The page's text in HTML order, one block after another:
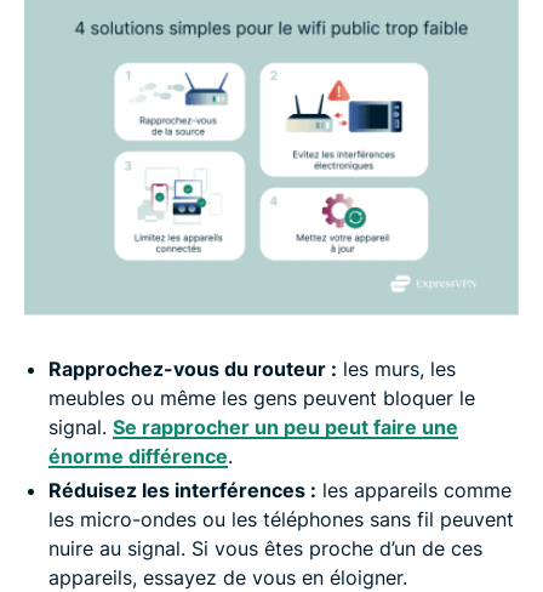
Rapprochez-vous du routeur : les murs, les
meubles ou même les gens peuvent bloquer le
signal. Se rapprocher un peu peut faire une
énorme différence.
Réduisez les interférences : les appareils comme
les micro-ondes ou les téléphones sans fil peuvent
nuire au signal. Si vous êtes proche d’un de ces
appareils, essayez de vous en éloigner.